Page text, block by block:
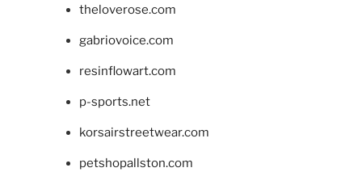
theloverose.com
gabriovoice.com
resinflowart.com
p-sports.net
korsairstreetwear.com
petshopallston.com